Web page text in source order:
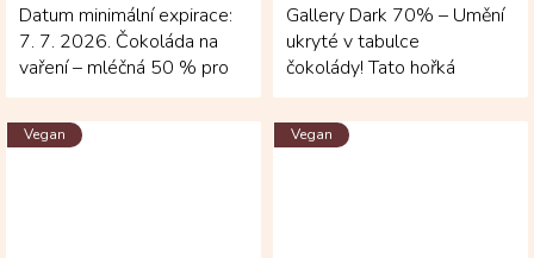
Datum minimální expirace:
7. 7. 2026. Čokoláda na
vaření – mléčná 50 % pro
ty, kdo chtějí vařit i péct s
opravdovou...
Gallery Dark 70% – Umění
ukryté v tabulce
čokolády! Tato hořká
čokoláda z kolumbijské
oblasti Huila je vyrobena...
Vegan Vegan